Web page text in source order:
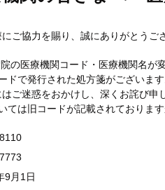
ご協力を賜り、誠にありがとうご
の医療機関コード・医療機関名が
ドで発行された処方箋がございます
ご迷惑をおかけし、深くお詫び申
ては旧コードが記載されておりま
9月1日